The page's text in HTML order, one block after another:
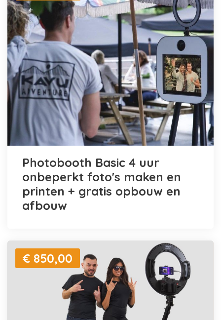
Photobooth Basic 4 uur
onbeperkt foto's maken en
printen + gratis opbouw en
afbouw
€ 850,00